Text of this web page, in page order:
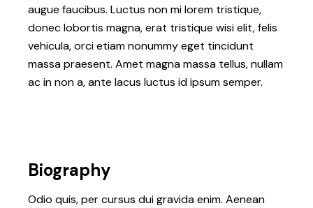
augue faucibus. Luctus non mi lorem tristique,
donec lobortis magna, erat tristique wisi elit, felis
vehicula, orci etiam nonummy eget tincidunt
massa praesent. Amet magna massa tellus, nullam
ac in non a, ante lacus luctus id ipsum semper.
Biography
Odio quis, per cursus dui gravida enim. Aenean